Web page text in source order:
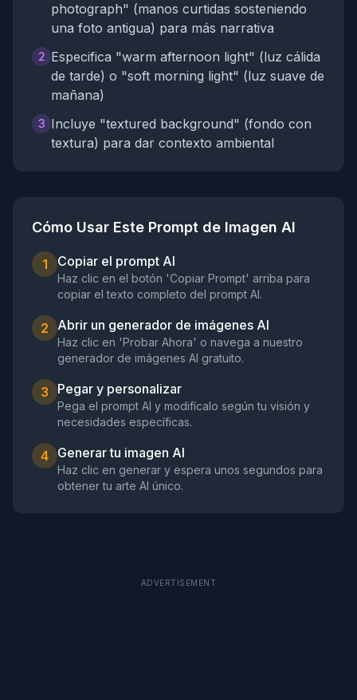
photograph" (manos curtidas sosteniendo
una foto antigua) para más narrativa
2 Especifica "warm afternoon light" (luz cálida
de tarde) o "soft morning light" (luz suave de
mañana)
3 Incluye "textured background" (fondo con
textura) para dar contexto ambiental
Cómo Usar Este Prompt de Imagen AI
1 Copiar el prompt AI
Haz clic en el botón 'Copiar Prompt' arriba para
copiar el texto completo del prompt AI.
2 Abrir un generador de imágenes AI
Haz clic en 'Probar Ahora' o navega a nuestro
generador de imágenes AI gratuito.
3 Pegar y personalizar
Pega el prompt AI y modifícalo según tu visión y
necesidades específicas.
4 Generar tu imagen AI
Haz clic en generar y espera unos segundos para
obtener tu arte AI único.
ADVERTISEMENT